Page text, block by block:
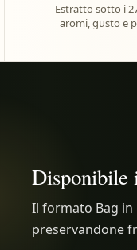
Estratto sotto i
aromi, gusto e
Disponibile
Il formato Bag in
preservandone